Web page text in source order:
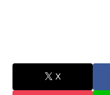
X